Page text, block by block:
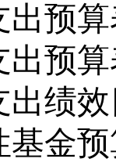
出预算
出预
出绩
基金